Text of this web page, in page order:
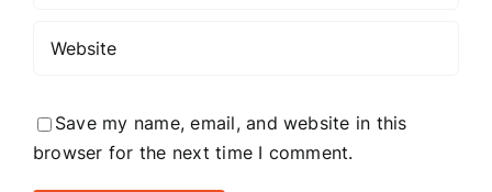
Save my name, email, and website in this
browser for the next time I comment.